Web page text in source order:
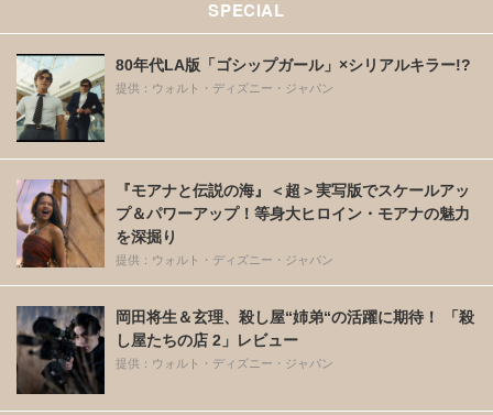
SPECIAL
80年代LA版「ゴシップガール」×シリアルキラー!?
提供：ウォルト・ディズニー・ジャパン
『モアナと伝説の海』＜超＞実写版でスケールアッ
プ＆パワーアップ！等身大ヒロイン・モアナの魅力
を深掘り
提供：ウォルト・ディズニー・ジャパン
岡田将生＆玄理、殺し屋“姉弟“の活躍に期待！ 「殺
し屋たちの店 2」レビュー
提供：ウォルト・ディズニー・ジャパン